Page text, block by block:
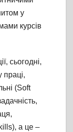
у
курсів
сьогодні,
праці,
(Soft
а це –